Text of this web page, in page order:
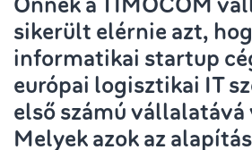
sikerült elérnie azt,
informatikai startup
európai logisztikai IT
első számú vállalatává
Melyek azok az